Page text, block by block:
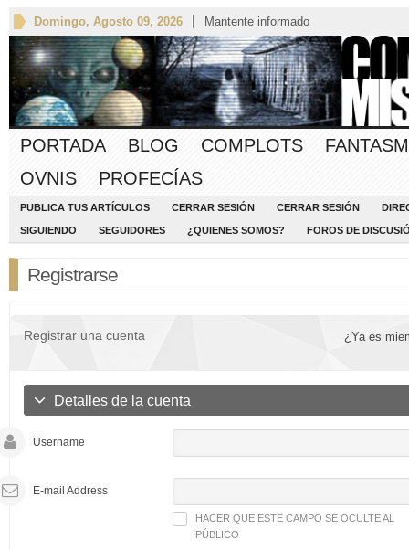
Domingo, Agosto 09, 2026 Mantente informado
PORTADA BLOG COMPLOTS
OVNIS
PROFECÍAS
PUBLICA TUS ARTÍCULOS CERRAR SESIÓN CERRAR SESIÓN
SIGUIENDO SEGUIDORES ¿QUIENES SOMOS? FOROS DE
Registrarse
Registrar una cuenta ¿Ya es
Detalles de la cuenta
Username
E-mail Address
HACER QUE ESTE CAMPO SE OCULTE AL
PÚBLICO